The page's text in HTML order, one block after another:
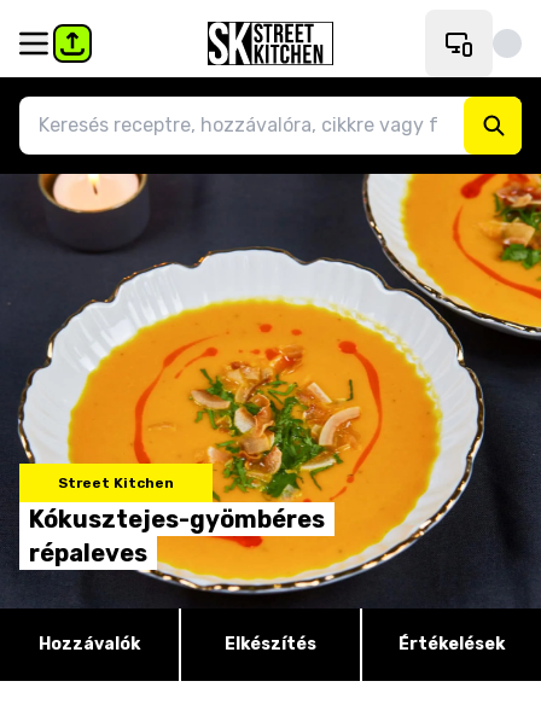
Street Kitchen
Kókusztejes-gyömbéres
répaleves
Hozzávalók Elkészítés Értékelések